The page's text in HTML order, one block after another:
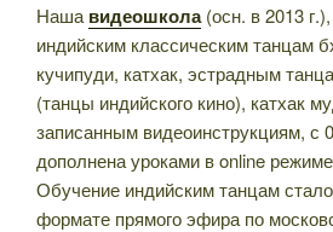
Наша видеошкола(осн. в 2013
индийским классическим танцам
кучипуди, катхак, эстрадным
(танцы индийского кино), катхак
записанным видеоинструкциям, с
дополнена уроками в online
Обучение индийским танцам
формате прямого эфира по